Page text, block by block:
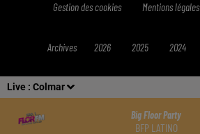
Live : Colmar
Big Floor Party
BFP LATINO
Gestion des cookies Mentions légales
Archives 2026 2025 2024